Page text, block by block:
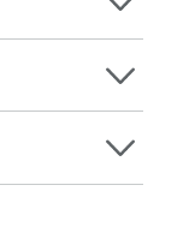
約免費咨詢，讓人十
錢，顧客同意並簽字
匯率會及時告知客人
告知我們你原本預約